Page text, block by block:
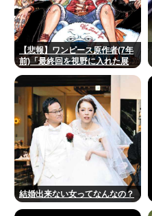
【悲報】ワンピース原作者(7年
前)「最終回を視野に入れた展
結婚出来ない女ってなんなの？